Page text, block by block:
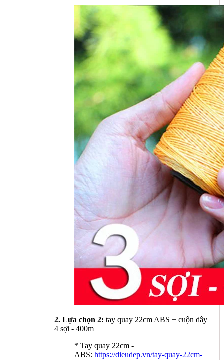
2. Lựa chọn 2: tay quay 22cm ABS + cuộn dây
4 sợi - 400m
* Tay quay 22cm -
ABS: https://dieudep.vn/tay-quay-22cm-